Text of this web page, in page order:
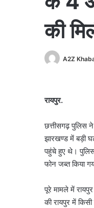
की
A2Z
रायपुर.
छत्तीसगढ़ पुलिस
झारखण्ड में बड़ी
पहुंचे हुए थे।
फोन जब्त किया
पूरे मामले में
की रायपुर में